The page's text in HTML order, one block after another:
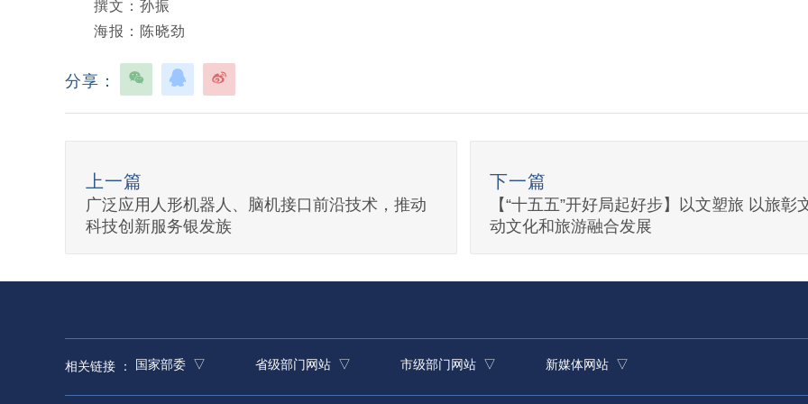
撰文：孙振
海报：陈晓劲
分享：
上一篇
广泛应用人形机器人、脑机接口前沿技术，推动
科技创新服务银发族
下一篇
【“十五五”开好局起好步】以文塑旅 以旅彰
动文化和旅游融合发展
相关链接 ： 国家部委 ▽ 省级部门网站 ▽ 市级部门网站 ▽ 新媒体网站 ▽